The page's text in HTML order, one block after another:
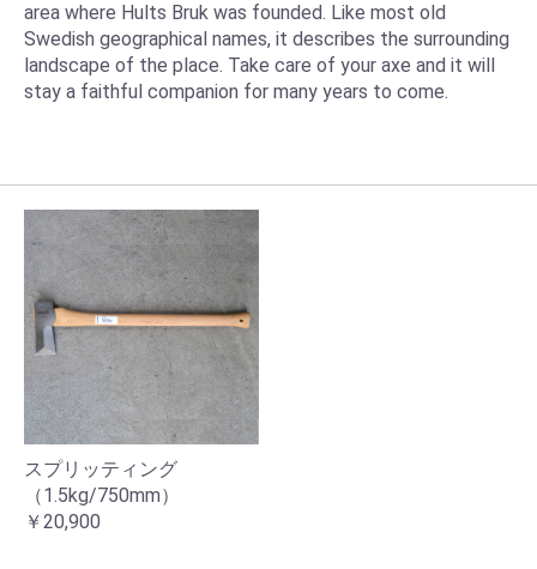
area where Hults Bruk was founded. Like most old
Swedish geographical names, it describes the surrounding
landscape of the place. Take care of your axe and it will
stay a faithful companion for many years to come.
スプリッティング
（1.5kg/750mm）
￥20,900